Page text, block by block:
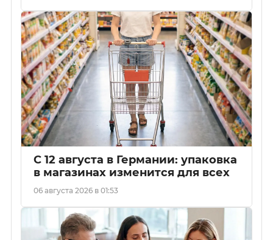
С 12 августа в Германии: упаковка
в магазинах изменится для всех
06 августа 2026 в 01:53